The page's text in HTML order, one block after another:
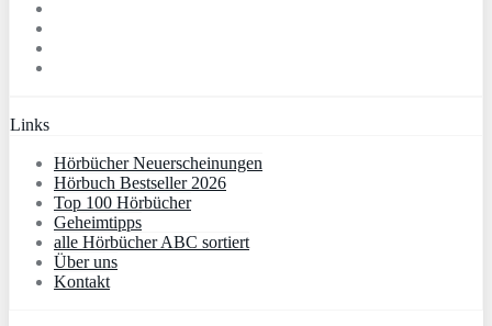
Links
Hörbücher Neuerscheinungen
Hörbuch Bestseller 2026
Top 100 Hörbücher
Geheimtipps
alle Hörbücher ABC sortiert
Über uns
Kontakt